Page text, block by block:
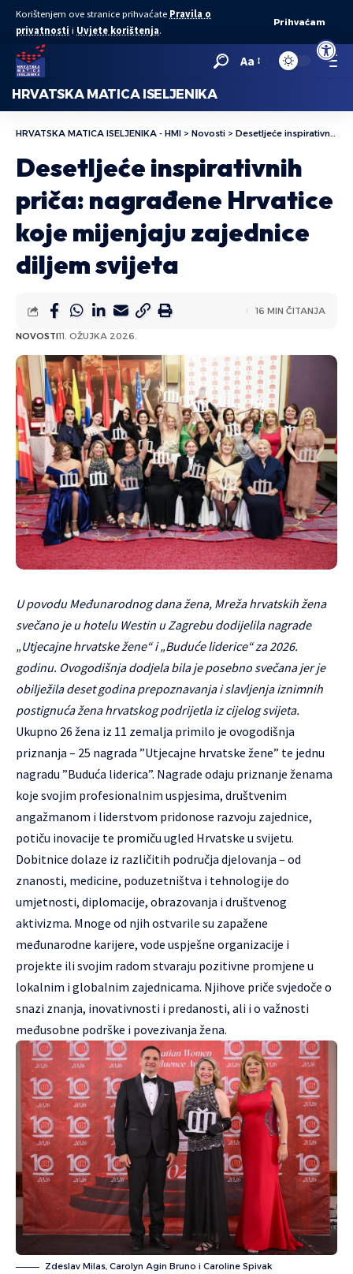
Open
Korištenjem ove stranice prihvaćate Pravila o
privatnosti i Uvjete korištenja.
Prihvaćam
Aa
HRVATSKA MATICA ISELJENIKA
HRVATSKA MATICA ISELJENIKA - HMI > Novosti > Desetljeće inspirativnih priča: nagrađene Hrvatice koje mijenjaju zajednice diljem svijeta
Desetljeće inspirativnih
priča: nagrađene Hrvatice
koje mijenjaju zajednice
diljem svijeta
NOVOSTI11. OŽUJKA 2026.
16 MIN ČITANJA
U povodu Međunarodnog dana žena, Mreža hrvatskih žena
svečano je u hotelu Westin u Zagrebu dodijelila nagrade
„Utjecajne hrvatske žene“ i „Buduće liderice“ za 2026.
godinu. Ovogodišnja dodjela bila je posebno svečana jer je
obilježila deset godina prepoznavanja i slavljenja iznimnih
postignuća žena hrvatskog podrijetla iz cijelog svijeta.
Ukupno 26 žena iz 11 zemalja primilo je ovogodišnja
priznanja – 25 nagrada ”Utjecajne hrvatske žene” te jednu
nagradu ”Buduća liderica”. Nagrade odaju priznanje ženama
koje svojim profesionalnim uspjesima, društvenim
angažmanom i liderstvom pridonose razvoju zajednice,
potiču inovacije te promiču ugled Hrvatske u svijetu.
Dobitnice dolaze iz različitih područja djelovanja – od
znanosti, medicine, poduzetništva i tehnologije do
umjetnosti, diplomacije, obrazovanja i društvenog
aktivizma. Mnoge od njih ostvarile su zapažene
međunarodne karijere, vode uspješne organizacije i
projekte ili svojim radom stvaraju pozitivne promjene u
lokalnim i globalnim zajednicama. Njihove priče svjedoče o
snazi znanja, inovativnosti i predanosti, ali i o važnosti
međusobne podrške i povezivanja žena.
Zdeslav Milas, Carolyn Agin Bruno i Caroline Spivak